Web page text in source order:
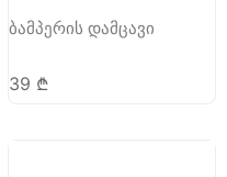
ბამპერის დამცავი
39 ₾